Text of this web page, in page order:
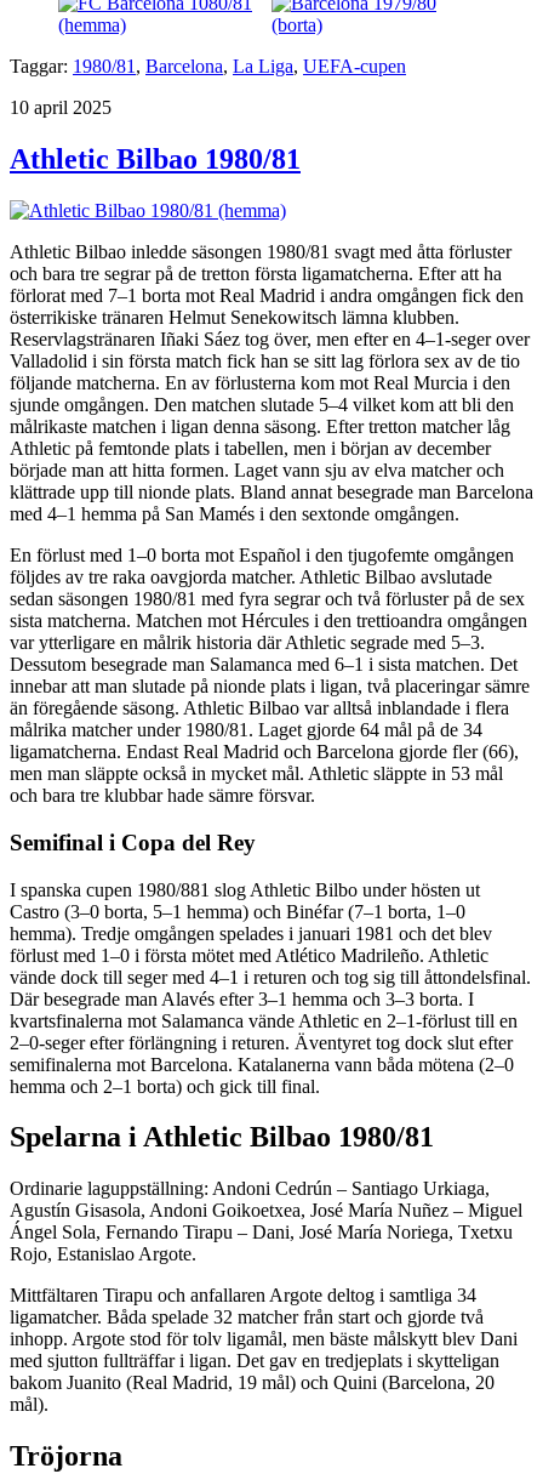
Taggar: 1980/81 , Barcelona, La Liga, UEFA-cupen
Publicerat
10 april 2025
Athletic Bilbao 1980/81
Athletic Bilbao inledde säsongen 1980/81 svagt med åtta förluster
och bara tre segrar på de tretton första ligamatcherna. Efter att ha
förlorat med 7–1 borta mot Real Madrid i andra omgången fick den
österrikiske tränaren Helmut Senekowitsch lämna klubben.
Reservlagstränaren Iñaki Sáez tog över, men efter en 4–1-seger over
Valladolid i sin första match fick han se sitt lag förlora sex av de tio
följande matcherna. En av förlusterna kom mot Real Murcia i den
sjunde omgången. Den matchen slutade 5–4 vilket kom att bli den
målrikaste matchen i ligan denna säsong. Efter tretton matcher låg
Athletic på femtonde plats i tabellen, men i början av december
började man att hitta formen. Laget vann sju av elva matcher och
klättrade upp till nionde plats. Bland annat besegrade man Barcelona
med 4–1 hemma på San Mamés i den sextonde omgången.
En förlust med 1–0 borta mot Español i den tjugofemte omgången
följdes av tre raka oavgjorda matcher. Athletic Bilbao avslutade
sedan säsongen 1980/81 med fyra segrar och två förluster på de sex
sista matcherna. Matchen mot Hércules i den trettioandra omgången
var ytterligare en målrik historia där Athletic segrade med 5–3.
Dessutom besegrade man Salamanca med 6–1 i sista matchen. Det
innebar att man slutade på nionde plats i ligan, två placeringar sämre
än föregående säsong. Athletic Bilbao var alltså inblandade i flera
målrika matcher under 1980/81. Laget gjorde 64 mål på de 34
ligamatcherna. Endast Real Madrid och Barcelona gjorde fler (66),
men man släppte också in mycket mål. Athletic släppte in 53 mål
och bara tre klubbar hade sämre försvar.
Semifinal i Copa del Rey
I spanska cupen 1980/881 slog Athletic Bilbo under hösten ut
Castro (3–0 borta, 5–1 hemma) och Binéfar (7–1 borta, 1–0
hemma). Tredje omgången spelades i januari 1981 och det blev
förlust med 1–0 i första mötet med Atlético Madrileño. Athletic
vände dock till seger med 4–1 i returen och tog sig till åttondelsfinal.
Där besegrade man Alavés efter 3–1 hemma och 3–3 borta. I
kvartsfinalerna mot Salamanca vände Athletic en 2–1-förlust till en
2–0-seger efter förlängning i returen. Äventyret tog dock slut efter
semifinalerna mot Barcelona. Katalanerna vann båda mötena (2–0
hemma och 2–1 borta) och gick till final.
Spelarna i Athletic Bilbao 1980/81
Ordinarie laguppställning: Andoni Cedrún – Santiago Urkiaga,
Agustín Gisasola, Andoni Goikoetxea, José María Nuñez – Miguel
Ángel Sola, Fernando Tirapu – Dani, José María Noriega, Txetxu
Rojo, Estanislao Argote.
Mittfältaren Tirapu och anfallaren Argote deltog i samtliga 34
ligamatcher. Båda spelade 32 matcher från start och gjorde två
inhopp. Argote stod för tolv ligamål, men bäste målskytt blev Dani
med sjutton fullträffar i ligan. Det gav en tredjeplats i skytteligan
bakom Juanito (Real Madrid, 19 mål) och Quini (Barcelona, 20
mål).
Tröjorna